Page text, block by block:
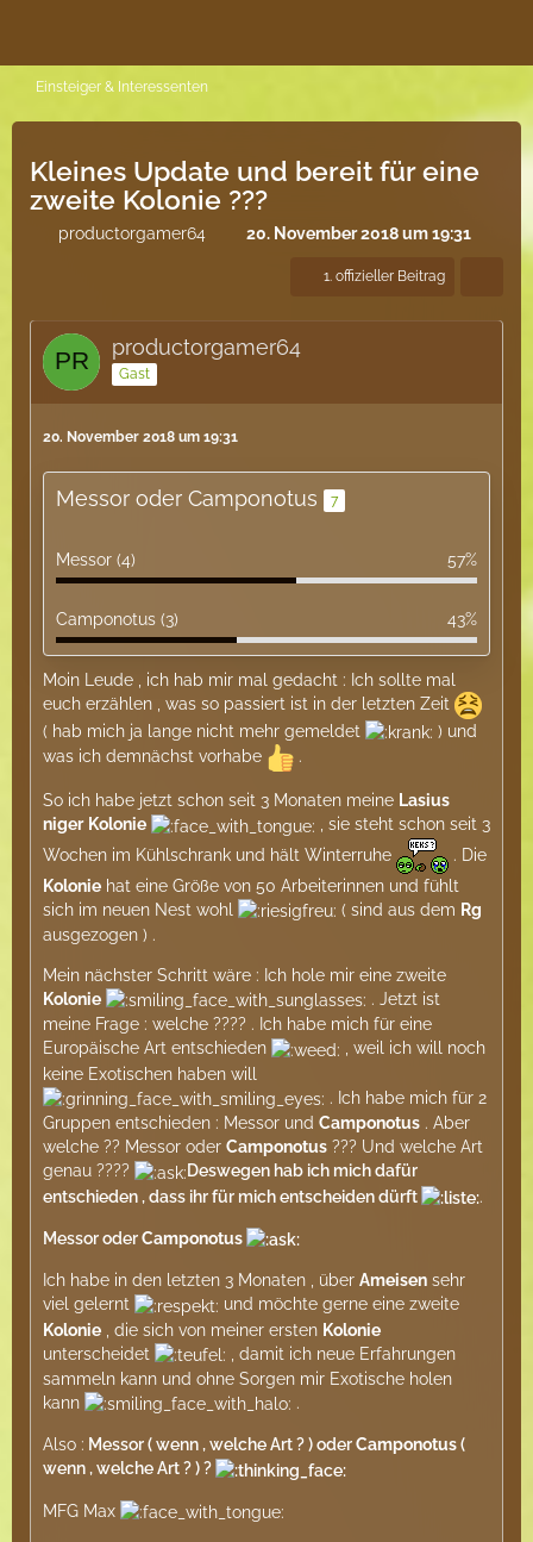
Einsteiger & Interessenten
Kleines Update und bereit für eine
zweite Kolonie ???
productorgamer64 20. November 2018 um 19:31
1. offizieller Beitrag
productorgamer64
Gast
20. November 2018 um 19:31
Messor oder Camponotus 7
Messor (4) 57%
Camponotus (3) 43%
Moin Leude , ich hab mir mal gedacht : Ich sollte mal
euch erzählen , was so passiert ist in der letzten Zeit
( hab mich ja lange nicht mehr gemeldet
) und
was ich demnächst vorhabe
.
So ich habe jetzt schon seit 3 Monaten meine Lasius
niger Kolonie
, sie steht schon seit 3
Wochen im Kühlschrank und hält Winterruhe
. Die
Kolonie hat eine Größe von 50 Arbeiterinnen und fühlt
sich im neuen Nest wohl
( sind aus dem Rg
ausgezogen ) .
Mein nächster Schritt wäre : Ich hole mir eine zweite
Kolonie
. Jetzt ist
meine Frage : welche ???? . Ich habe mich für eine
Europäische Art entschieden
, weil ich will noch
keine Exotischen haben will
. Ich habe mich für 2
Gruppen entschieden : Messor und Camponotus . Aber
welche ?? Messor oder Camponotus ??? Und welche Art
genau ????
Deswegen hab ich mich dafür
entschieden , dass ihr für mich entscheiden dürft
.
Messor oderCamponotus
Ich habe in den letzten 3 Monaten , über Ameisen sehr
viel gelernt
und möchte gerne eine zweite
Kolonie , die sich von meiner ersten Kolonie
unterscheidet
, damit ich neue Erfahrungen
sammeln kann und ohne Sorgen mir Exotische holen
kann
.
Also : Messor ( wenn , welche Art ? ) oderCamponotus(
wenn , welche Art ? ) ?
MFG Max